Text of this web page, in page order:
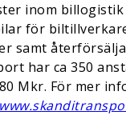
inom billogistik
för
samt
har ca 350
Mkr. För mer